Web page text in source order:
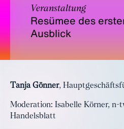
Veranstaltung
Resümee des
Ausblick
Tanja Gönner,
Moderation: Isabelle Körner, n-
Handelsblatt